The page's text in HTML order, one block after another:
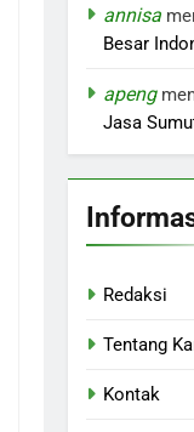
annisa
Besar
apeng
Jasa
Redaksi
Tentang
Kontak